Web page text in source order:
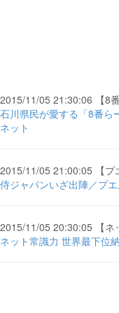
2015/11/05 21:30:06 【8番
石川県民が愛する「8番ら
ネット
2015/11/05 21:00:05 【プ
侍ジャパンいざ出陣／プ
2015/11/05 20:30:05 【ネ
ネット常識力 世界最下位